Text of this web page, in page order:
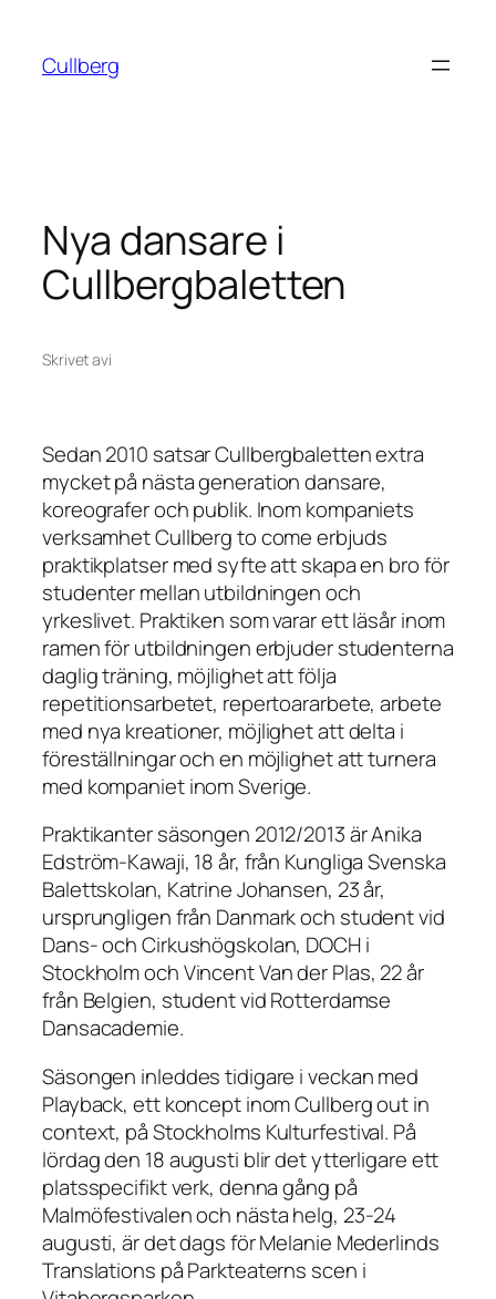
innehåll
Cullberg
Nya dansare i
Cullbergbaletten
Skrivet avi
Sedan 2010 satsar Cullbergbaletten extra
mycket på nästa generation dansare,
koreografer och publik. Inom kompaniets
verksamhet Cullberg to come erbjuds
praktikplatser med syfte att skapa en bro för
studenter mellan utbildningen och
yrkeslivet. Praktiken som varar ett läsår inom
ramen för utbildningen erbjuder studenterna
daglig träning, möjlighet att följa
repetitionsarbetet, repertoararbete, arbete
med nya kreationer, möjlighet att delta i
föreställningar och en möjlighet att turnera
med kompaniet inom Sverige.
Praktikanter säsongen 2012/2013 är Anika
Edström-Kawaji, 18 år, från Kungliga Svenska
Balettskolan, Katrine Johansen, 23 år,
ursprungligen från Danmark och student vid
Dans- och Cirkushögskolan, DOCH i
Stockholm och Vincent Van der Plas, 22 år
från Belgien, student vid Rotterdamse
Dansacademie.
Säsongen inleddes tidigare i veckan med
Playback, ett koncept inom Cullberg out in
context, på Stockholms Kulturfestival. På
lördag den 18 augusti blir det ytterligare ett
platsspecifikt verk, denna gång på
Malmöfestivalen och nästa helg, 23-24
augusti, är det dags för Melanie Mederlinds
Translations på Parkteaterns scen i